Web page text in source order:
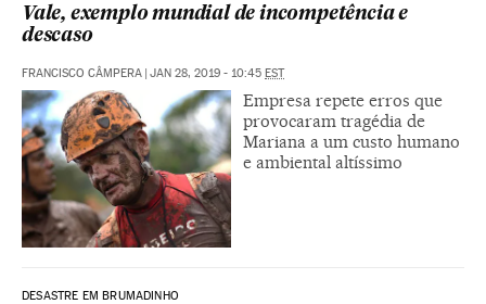
Vale, exemplo mundial de incompetência e
descaso
FRANCISCO CÂMPERA | JAN 28, 2019 - 10:45 EST
Empresa repete erros que
provocaram tragédia de
Mariana a um custo humano
e ambiental altíssimo
DESASTRE EM BRUMADINHO